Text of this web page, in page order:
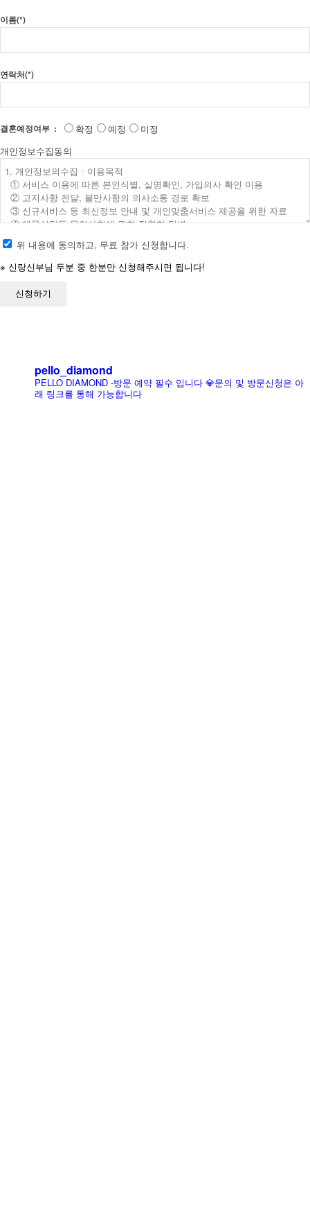
이름(*)
연락처(*)
결혼예정여부 : 확정 예정
미정
개인정보수집동의
위 내용에 동의하고, 무료 참가 신청합니다.
※ 신랑신부님 두분 중 한분만 신청해주시면 됩니다!
pello_diamond
PELLO DIAMOND -방문 예약 필수 입니다 💎문의 및 방문신청은 아
래 링크를 통해 가능합니다